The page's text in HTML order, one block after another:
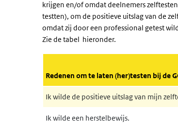
krijgen en/of omdat deelnemers
testten), om de positieve uitslag van de
omdat zij door een professional getest
Zie de tabel hieronder.
Redenen om te laten (her)testen bij de
Ik wilde de positieve uitslag van mijn
Ik wilde een herstelbewijs.